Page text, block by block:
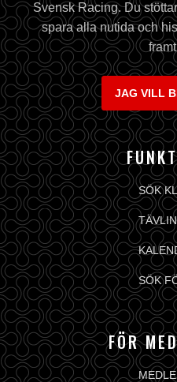
Svensk Racing. Du
spara alla nutida och
JAG VILL
SÖK
SÖK
FÖR